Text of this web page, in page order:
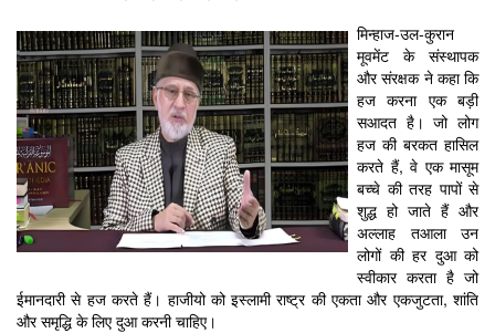
मिन्हाज-उल-कुरान
मूवमेंट के संस्थापक
और संरक्षक ने कहा कि
हज करना एक बड़ी
सआदत है। जो लोग
हज की बरकत हासिल
करते हैं, वे एक मासूम
बच्चे की तरह पापों से
शुद्ध हो जाते हैं और
अल्लाह तआला उन
लोगों की हर दुआ को
स्वीकार करता है जो
ईमानदारी से हज करते हैं। हाजीयो को इस्लामी राष्ट्र की एकता और एकजुटता, शांति
और समृद्धि के लिए दुआ करनी चाहिए।